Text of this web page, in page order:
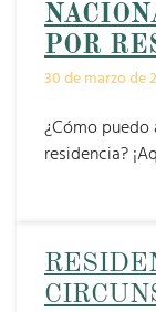
POR
30 de marzo de
¿Cómo
residencia?